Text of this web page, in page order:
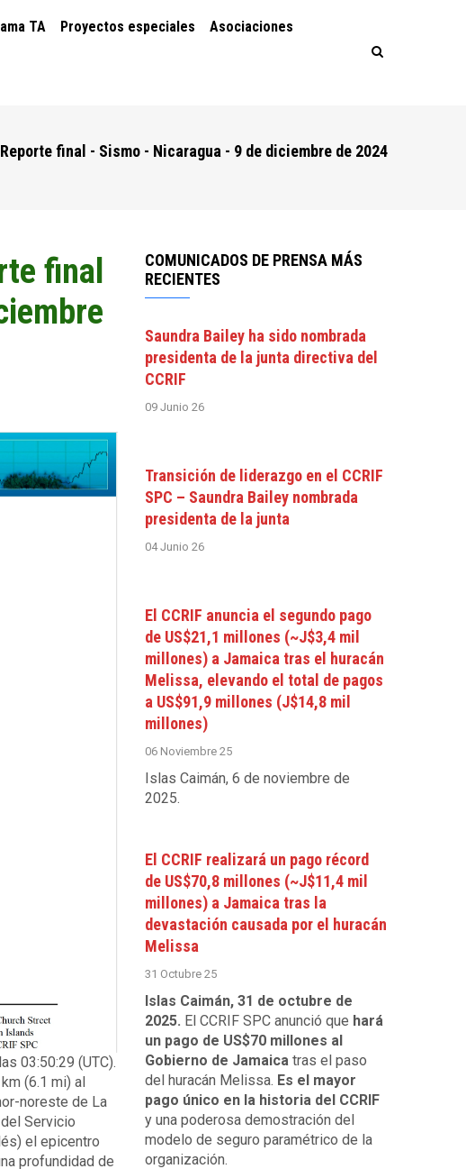
TA Proyectos especiales Asociaciones
final - Sismo - Nicaragua - 9 de diciembre de 2024
final
03:50:29 (UTC).
(6.1 mi) al
noreste de La
Servicio
el epicentro
profundidad de
COMUNICADOS DE PRENSA MÁS
RECIENTES
Saundra Bailey ha sido nombrada
presidenta de la junta directiva del
CCRIF
09 Junio 26
Transición de liderazgo en el CCRIF
SPC – Saundra Bailey nombrada
presidenta de la junta
04 Junio 26
El CCRIF anuncia el segundo pago
de US$21,1 millones (~J$3,4 mil
millones) a Jamaica tras el huracán
Melissa, elevando el total de pagos
a US$91,9 millones (J$14,8 mil
millones)
06 Noviembre 25
Islas Caimán, 6 de noviembre de
2025.
El CCRIF realizará un pago récord
de US$70,8 millones (~J$11,4 mil
millones) a Jamaica tras la
devastación causada por el huracán
Melissa
31 Octubre 25
Islas Caimán, 31 de octubre de
2025. El CCRIF SPC anunció que hará
un pago de US$70 millones al
Gobierno de Jamaica tras el paso
del huracán Melissa. Es el mayor
pago único en la historia del CCRIF
y una poderosa demostración del
modelo de seguro paramétrico de la
organización.